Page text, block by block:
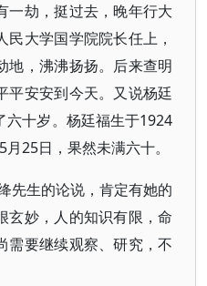
一劫，挺过去，晚年行大
大学国学院院长任上，
地，沸沸扬扬。后来查明
平安安到今天。又说杨廷
六十岁。杨廷福生于1924
25日，果然未满六十。
先生的论说，肯定有她的
玄妙，人的知识有限，命
需要继续观察、研究，不